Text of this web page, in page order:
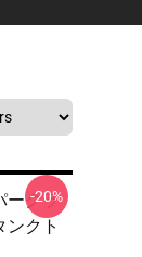
ークラ
ンクト
-20%